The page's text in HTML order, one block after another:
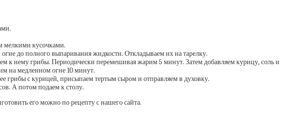
мелкими кусочками.
до полного выпаривания жидкости. Откладываем их на тарелку.
к нему грибы. Периодически перемешивая жарим 5 минут. Затем добавляем курицу, соль
на медленном огне 10 минут.
грибы с курицей, присыпаем тертым сыром и отправляем в духовку.
А потом подаем к столу.
его можно по рецепту с нашего сайта.